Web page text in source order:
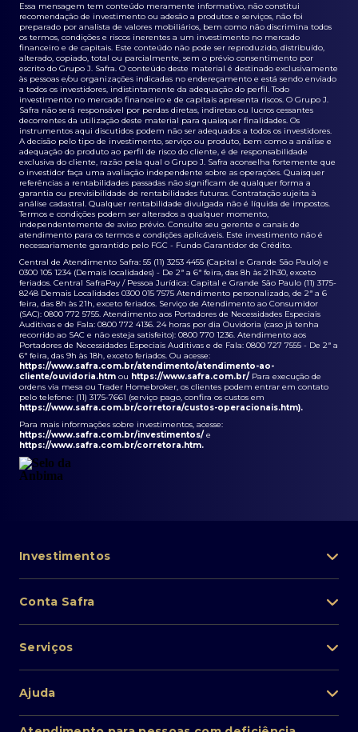
Essa mensagem tem conteúdo meramente informativo, não constitui
recomendação de investimento ou adesão a produtos e serviços, não foi
preparado por analista de valores mobiliários, bem como não discrimina todos
os termos, condições e riscos inerentes a um investimento no mercado
financeiro e de capitais. Este conteúdo não pode ser reproduzido, distribuído,
alterado, copiado, total ou parcialmente, sem o prévio consentimento por
escrito do Grupo J. Safra. O conteúdo deste material é destinado exclusivamente
às pessoas e/ou organizações indicadas no endereçamento e está sendo enviado
a todos os investidores, indistintamente da adequação do perfil. Todo
investimento no mercado financeiro e de capitais apresenta riscos. O Grupo J.
Safra não será responsável por perdas diretas, indiretas ou lucros cessantes
decorrentes da utilização deste material para quaisquer finalidades. Os
instrumentos aqui discutidos podem não ser adequados a todos os investidores.
A decisão pelo tipo de investimento, serviço ou produto, bem como a análise e
adequação do produto ao perfil de risco do cliente, é de responsabilidade
exclusiva do cliente, razão pela qual o Grupo J. Safra aconselha fortemente que
o investidor faça uma avaliação independente sobre as operações. Quaisquer
referências a rentabilidades passadas não significam de qualquer forma a
garantia ou previsibilidade de rentabilidades futuras. Contratação sujeita à
análise cadastral. Qualquer rentabilidade divulgada não é líquida de impostos.
Termos e condições podem ser alterados a qualquer momento,
independentemente de aviso prévio. Consulte seu gerente e canais de
atendimento para os termos e condições aplicáveis. Este investimento não é
necessariamente garantido pelo FGC - Fundo Garantidor de Crédito.
Central de Atendimento Safra: 55 (11) 3253 4455 (Capital e Grande São Paulo) e
0300 105 1234 (Demais localidades) - De 2ª a 6ª feira, das 8h às 21h30, exceto
feriados. Central SafraPay / Pessoa Jurídica: Capital e Grande São Paulo (11) 3175-
8248 Demais Localidades 0300 015 7575 Atendimento personalizado, de 2ª a 6
feira, das 8h às 21h, exceto feriados. Serviço de Atendimento ao Consumidor
(SAC): 0800 772 5755. Atendimento aos Portadores de Necessidades Especiais
Auditivas e de Fala: 0800 772 4136. 24 horas por dia Ouvidoria (caso já tenha
recorrido ao SAC e não esteja satisfeito): 0800 770 1236. Atendimento aos
Portadores de Necessidades Especiais Auditivas e de Fala: 0800 727 7555 - De 2ª a
6ª feira, das 9h às 18h, exceto feriados. Ou acesse:
https://www.safra.com.br/atendimento/atendimento-ao-
cliente/ouvidoria.htm ou https://www.safra.com.br/ Para execução de
ordens via mesa ou Trader Homebroker, os clientes podem entrar em contato
pelo telefone: (11) 3175-7661 (serviço pago, confira os custos em
https://www.safra.com.br/corretora/custos-operacionais.htm).
Para mais informações sobre investimentos, acesse:
https://www.safra.com.br/investimentos/ e
https://www.safra.com.br/corretora.htm.
Investimentos
Lista de fundos de investimento
Private Banking
Renda fixa
Conta Safra
Pessoa Física
Cartões
Empréstimos e financiamentos
Serviços
Perda/roubo de celular
Ajuda
Atendimento ao cliente